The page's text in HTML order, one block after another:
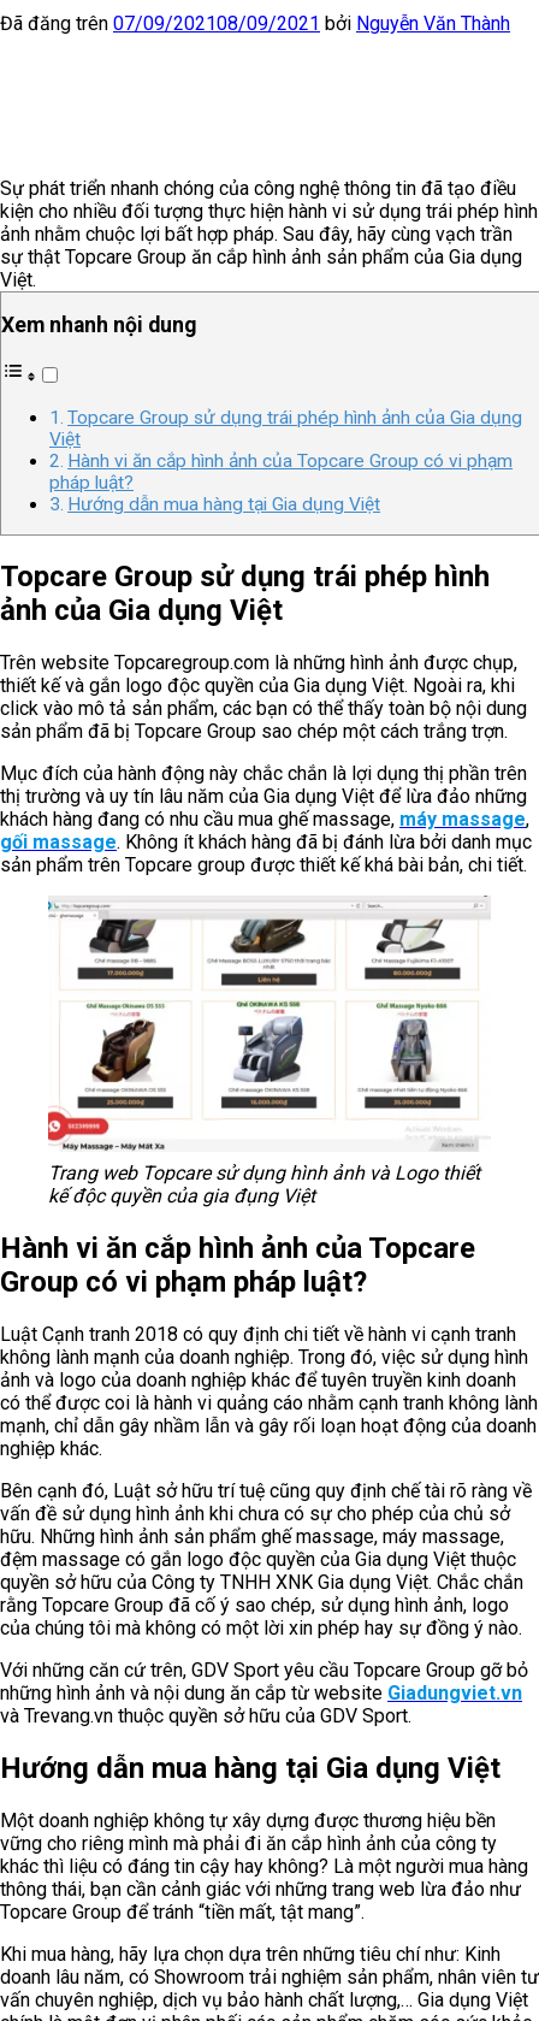
Đã đăng trên 07/09/202108/09/2021 bởi Nguyễn Văn Thành
Sự phát triển nhanh chóng của công nghệ thông tin đã tạo điều
kiện cho nhiều đối tượng thực hiện hành vi sử dụng trái phép hình
ảnh nhằm chuộc lợi bất hợp pháp. Sau đây, hãy cùng vạch trần
sự thật Topcare Group ăn cắp hình ảnh sản phẩm của Gia dụng
Việt.
Xem nhanh nội dung
Topcare Group sử dụng trái phép hình ảnh của Gia dụng
Việt
Hành vi ăn cắp hình ảnh của Topcare Group có vi phạm
pháp luật?
Hướng dẫn mua hàng tại Gia dụng Việt
Topcare Group sử dụng trái phép hình
ảnh của Gia dụng Việt
Trên website Topcaregroup.com là những hình ảnh được chụp,
thiết kế và gắn logo độc quyền của Gia dụng Việt. Ngoài ra, khi
click vào mô tả sản phẩm, các bạn có thể thấy toàn bộ nội dung
sản phẩm đã bị Topcare Group sao chép một cách trắng trợn.
Mục đích của hành động này chắc chắn là lợi dụng thị phần trên
thị trường và uy tín lâu năm của Gia dụng Việt để lừa đảo những
khách hàng đang có nhu cầu mua ghế massage, máy massage,
gối massage. Không ít khách hàng đã bị đánh lừa bởi danh mục
sản phẩm trên Topcare group được thiết kế khá bài bản, chi tiết.
Trang web Topcare sử dụng hình ảnh và Logo thiết
kế độc quyền của gia đụng Việt
Hành vi ăn cắp hình ảnh của Topcare
Group có vi phạm pháp luật?
Luật Cạnh tranh 2018 có quy định chi tiết về hành vi cạnh tranh
không lành mạnh của doanh nghiệp. Trong đó, việc sử dụng hình
ảnh và logo của doanh nghiệp khác để tuyên truyền kinh doanh
có thể được coi là hành vi quảng cáo nhằm cạnh tranh không lành
mạnh, chỉ dẫn gây nhầm lẫn và gây rối loạn hoạt động của doanh
nghiệp khác.
Bên cạnh đó, Luật sở hữu trí tuệ cũng quy định chế tài rõ ràng về
vấn đề sử dụng hình ảnh khi chưa có sự cho phép của chủ sở
hữu. Những hình ảnh sản phẩm ghế massage, máy massage,
đệm massage có gắn logo độc quyền của Gia dụng Việt thuộc
quyền sở hữu của Công ty TNHH XNK Gia dụng Việt. Chắc chắn
rằng Topcare Group đã cố ý sao chép, sử dụng hình ảnh, logo
của chúng tôi mà không có một lời xin phép hay sự đồng ý nào.
Với những căn cứ trên, GDV Sport yêu cầu Topcare Group gỡ bỏ
những hình ảnh và nội dung ăn cắp từ website Giadungviet.vn
và Trevang.vn thuộc quyền sở hữu của GDV Sport.
Hướng dẫn mua hàng tại Gia dụng Việt
Một doanh nghiệp không tự xây dựng được thương hiệu bền
vững cho riêng mình mà phải đi ăn cắp hình ảnh của công ty
khác thì liệu có đáng tin cậy hay không? Là một người mua hàng
thông thái, bạn cần cảnh giác với những trang web lừa đảo như
Topcare Group để tránh “tiền mất, tật mang”.
Khi mua hàng, hãy lựa chọn dựa trên những tiêu chí như: Kinh
doanh lâu năm, có Showroom trải nghiệm sản phẩm, nhân viên tư
vấn chuyên nghiệp, dịch vụ bảo hành chất lượng,… Gia dụng Việt